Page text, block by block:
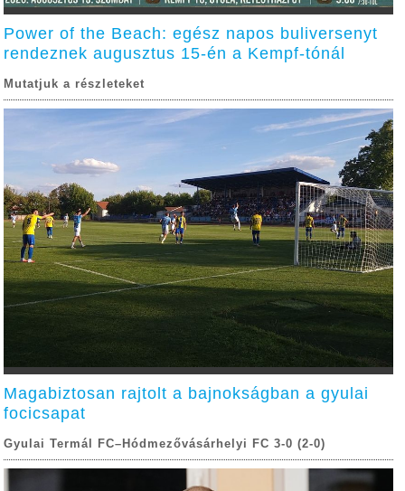
Power of the Beach: egész napos buliversenyt
rendeznek augusztus 15-én a Kempf-tónál
Mutatjuk a részleteket
Magabiztosan rajtolt a bajnokságban a gyulai
focicsapat
Gyulai Termál FC–Hódmezővásárhelyi FC 3-0 (2-0)